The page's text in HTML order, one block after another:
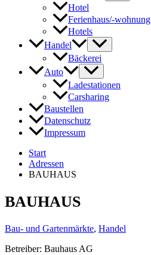
Hotel
Ferienhaus/-wohnung
Hotels
Handel
Bäckerei
Auto
Ladestationen
Carsharing
Baustellen
Datenschutz
Impressum
Start
Adressen
BAUHAUS
BAUHAUS
Bau- und Gartenmärkte, Handel
Betreiber: Bauhaus AG